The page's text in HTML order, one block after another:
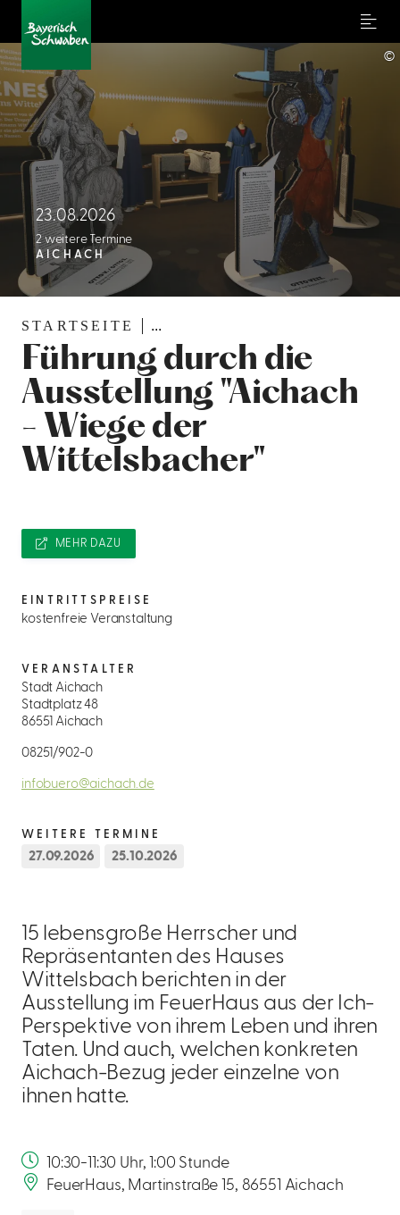
Menu
STARTSEITE ...
Führung durch die
Ausstellung "Aichach
- Wiege der
Wittelsbacher"
23.08.2026
2 weitere Termine
AICHACH
©
15 lebensgroße Herrscher und
Repräsentanten des Hauses
Wittelsbach berichten in der
Ausstellung im FeuerHaus aus der Ich-
Perspektive von ihrem Leben und ihren
Taten. Und auch, welchen konkreten
Aichach-Bezug jeder einzelne von
ihnen hatte.
10:30-11:30 Uhr, 1:00 Stunde
FeuerHaus, Martinstraße 15, 86551 Aichach
MEHR DAZU
EINTRITTSPREISE
kostenfreie Veranstaltung
VERANSTALTER
Stadt Aichach
Stadtplatz 48
86551 Aichach
08251/902-0
infobuero@aichach.de
WEITERE TERMINE
27.09.2026 25.10.2026